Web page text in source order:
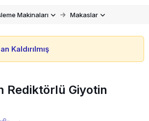
Makinaları Makaslar
Kaldırılmış
Rediktörlü Giyotin